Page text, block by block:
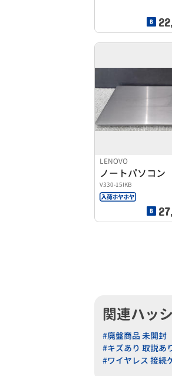
LENOVO
ノートパソコン
V330-15IKB
関連ハッ
#廃盤商品 未開封
#キズあり 取説あ
#ワイヤレス 接続